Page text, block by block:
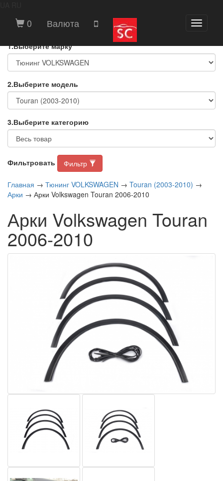
Toggle
0 Валюта
ВЫБЕРИТЕ МАРКУ И МОДЕЛЬ
АВТОМОБИЛЯ
1.Выберите марку
2.Выберите модель
3.Выберите категорию
Фильтровать Фильтр
Главная → Тюнинг VOLKSWAGEN → Touran (2003-2010) →
Арки → Арки Volkswagen Touran 2006-2010
Арки Volkswagen Touran
2006-2010